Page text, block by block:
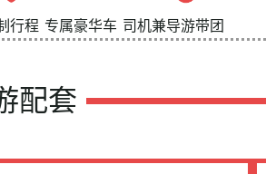
行程 专属豪华车 司机兼导游带团
配套